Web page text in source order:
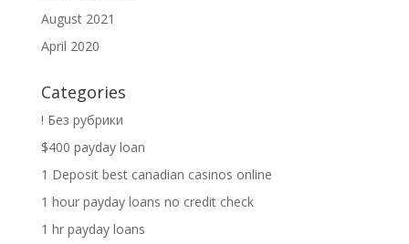
August 2021
April 2020
Categories
! Без рубрики
$400 payday loan
1 Deposit best canadian casinos online
1 hour payday loans no credit check
1 hr payday loans